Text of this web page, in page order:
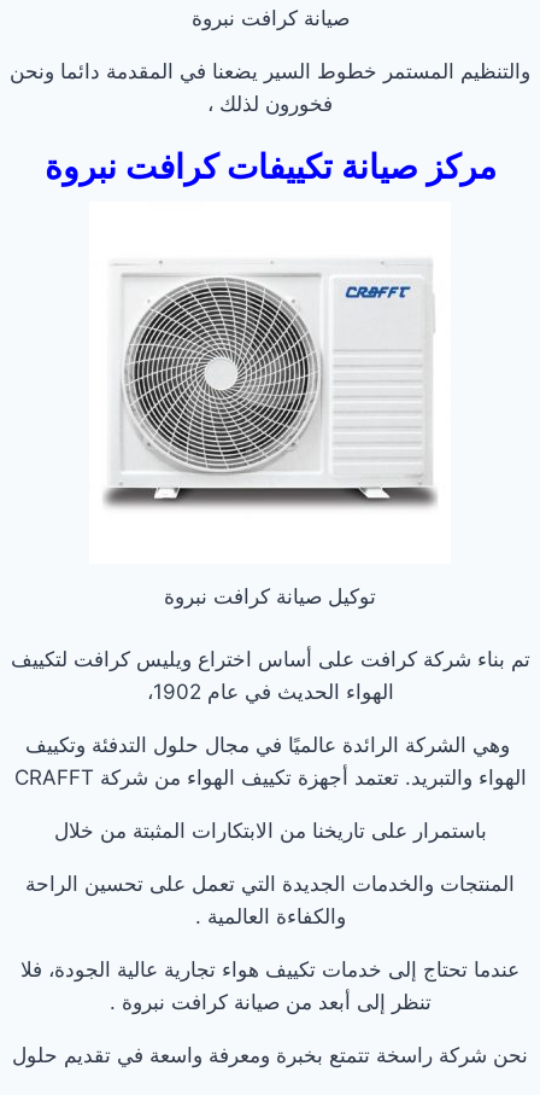
صيانة كرافت نبروة
والتنظيم المستمر خطوط السير يضعنا في المقدمة دائما ونحن
فخورون لذلك ،
مركز صيانة تكييفات كرافت نبروة
توكيل صيانة كرافت نبروة
تم بناء شركة كرافت على أساس اختراع ويليس كرافت لتكييف
الهواء الحديث في عام 1902،
وهي الشركة الرائدة عالميًا في مجال حلول التدفئة وتكييف
الهواء والتبريد. تعتمد أجهزة تكييف الهواء من شركة CRAFFT
باستمرار على تاريخنا من الابتكارات المثبتة من خلال
المنتجات والخدمات الجديدة التي تعمل على تحسين الراحة
والكفاءة العالمية .
عندما تحتاج إلى خدمات تكييف هواء تجارية عالية الجودة، فلا
تنظر إلى أبعد من صيانة كرافت نبروة .
نحن شركة راسخة تتمتع بخبرة ومعرفة واسعة في تقديم حلول